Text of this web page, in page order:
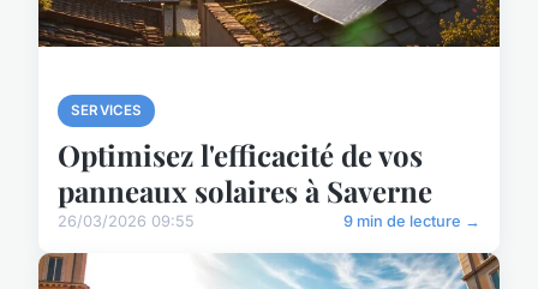
SERVICES
Optimisez l'efficacité de vos
panneaux solaires à Saverne
26/03/2026 09:55 9 min de lecture →